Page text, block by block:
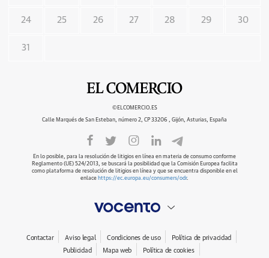
24 25 26 27 28 29 30
31
©ELCOMERCIO.ES
Calle Marqués de San Esteban, número 2, CP 33206 , Gijón, Asturias, España
En lo posible, para la resolución de litigios en línea en materia de consumo conforme
Reglamento (UE) 524/2013, se buscará la posibilidad que la Comisión Europea facilita
como plataforma de resolución de litigios en línea y que se encuentra disponible en el
enlace https://ec.europa.eu/consumers/odr.
Contactar Aviso legal Condiciones de uso
Política de privacidad
Publicidad
Mapa web Política de cookies